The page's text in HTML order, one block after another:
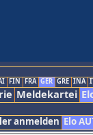
FIN FRA GER GRE INA
Meldekartei
anmelden Elo